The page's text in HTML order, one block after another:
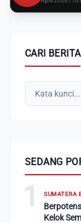
CARI BERITA
SEDANG
1 SUMATERA
Kelok